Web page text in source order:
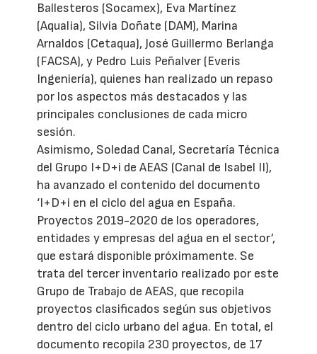
Ballesteros (Socamex), Eva Martínez
(Aqualia), Silvia Doñate (DAM), Marina
Arnaldos (Cetaqua), José Guillermo Berlanga
(FACSA), y Pedro Luis Peñalver (Everis
Ingeniería), quienes han realizado un repaso
por los aspectos más destacados y las
principales conclusiones de cada micro
sesión.
Asimismo, Soledad Canal, Secretaría Técnica
del Grupo I+D+i de AEAS (Canal de Isabel II),
ha avanzado el contenido del documento
‘I+D+i en el ciclo del agua en España.
Proyectos 2019-2020 de los operadores,
entidades y empresas del agua en el sector’,
que estará disponible próximamente. Se
trata del tercer inventario realizado por este
Grupo de Trabajo de AEAS, que recopila
proyectos clasificados según sus objetivos
dentro del ciclo urbano del agua. En total, el
documento recopila 230 proyectos, de 17